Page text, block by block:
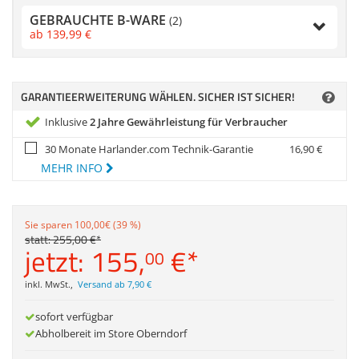
Merkzettel
GEBRAUCHTE B-WARE (2)
ab 139,99 €
GARANTIEERWEITERUNG WÄHLEN. SICHER IST SICHER!
Inklusive2 Jahre Gewährleistung für Verbraucher
30 Monate Harlander.com Technik-Garantie
16,90€
MEHR INFO
Sie sparen 100,00€ (39 %)
statt:255,00€*
jetzt: 155,00 €*
inkl. MwSt., Versand ab 7,90 €
sofort verfügbar
Abholbereit im Store Oberndorf